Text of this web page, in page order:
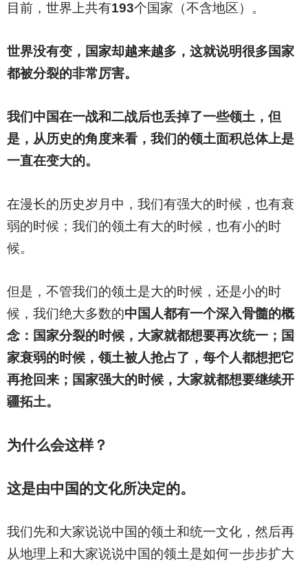
目前，世界上共有193个国家（不含地区）。
世界没有变，国家却越来越多，这就说明很多国家
都被分裂的非常厉害。
我们中国在一战和二战后也丢掉了一些领土，但
是，从历史的角度来看，我们的领土面积总体上是
一直在变大的。
在漫长的历史岁月中，我们有强大的时候，也有衰
弱的时候；我们的领土有大的时候，也有小的时
候。
但是，不管我们的领土是大的时候，还是小的时
候，我们绝大多数的中国人都有一个深入骨髓的概
念：国家分裂的时候，大家就都想要再次统一；国
家衰弱的时候，领土被人抢占了，每个人都想把它
再抢回来；国家强大的时候，大家就都想要继续开
疆拓土。
为什么会这样？
这是由中国的文化所决定的。
我们先和大家说说中国的领土和统一文化，然后再
从地理上和大家说说中国的领土是如何一步步扩大